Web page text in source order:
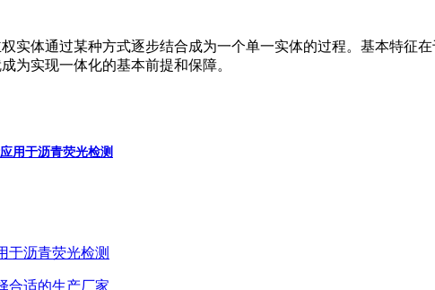
实体通过某种方式逐步结合成为一个单一实体的过程。基本特征
为实现一体化的基本前提和保障。
用于沥青荧光检测
于沥青荧光检测
合适的生产厂家